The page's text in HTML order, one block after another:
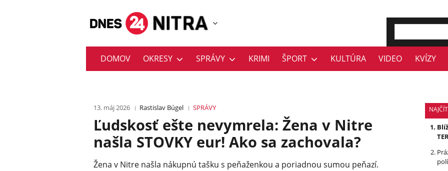
DOMOV OKRESY SPRÁVY KRIMI ŠPORT KULTÚRA VIDEO KVÍZY
13. máj 2026 Rastislav Búgel SPRÁVY
Ľudskosť ešte nevymrela: Žena v Nitre
našla STOVKY eur! Ako sa zachovala?
Žena v Nitre našla nákupnú tašku s peňaženkou a poriadnou sumou peňazí.